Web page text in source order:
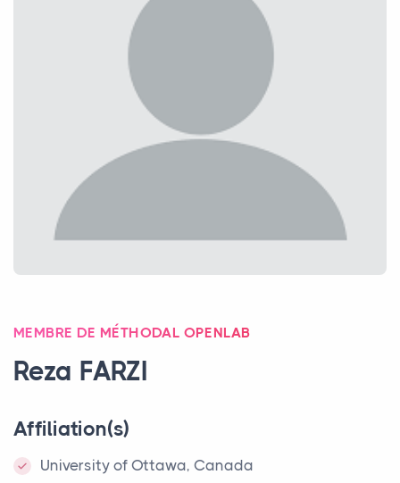
MEMBRE DE MÉTHODAL OPENLAB
Reza FARZI
Affiliation(s)
University of Ottawa, Canada